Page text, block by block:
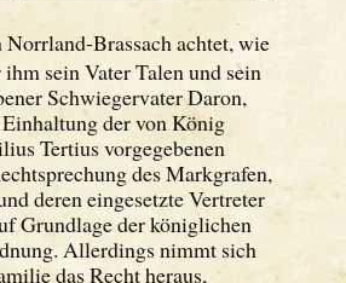
Norrland-Brassach achtet, wie
sein Vater Talen und sein
Schwiegervater Daron,
der von König
Tertius vorgegebenen
des Markgrafen,
deren eingesetzte Vertreter
Grundlage der königlichen
Allerdings nimmt sich
das Recht heraus,